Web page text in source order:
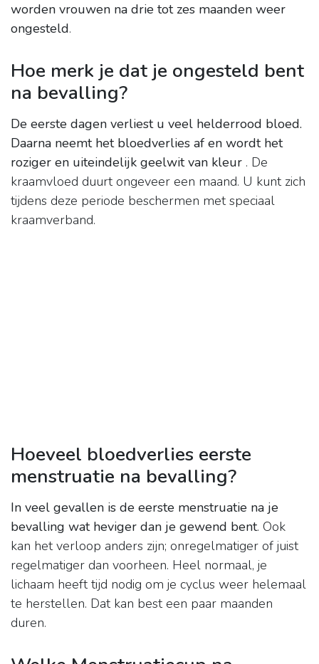
worden vrouwen na drie tot zes maanden weer
ongesteld.
Hoe merk je dat je ongesteld bent
na bevalling?
De eerste dagen verliest u veel helderrood bloed.
Daarna neemt het bloedverlies af en wordt het
roziger en uiteindelijk geelwit van kleur . De
kraamvloed duurt ongeveer een maand. U kunt zich
tijdens deze periode beschermen met speciaal
kraamverband.
Hoeveel bloedverlies eerste
menstruatie na bevalling?
In veel gevallen is de eerste menstruatie na je
bevalling wat heviger dan je gewend bent. Ook
kan het verloop anders zijn; onregelmatiger of juist
regelmatiger dan voorheen. Heel normaal, je
lichaam heeft tijd nodig om je cyclus weer helemaal
te herstellen. Dat kan best een paar maanden
duren.